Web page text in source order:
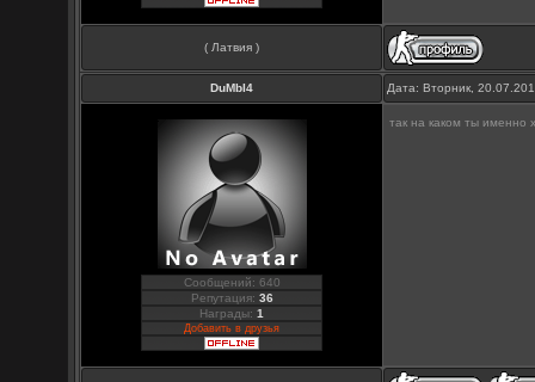
( Латвия )
DuMbI4 Дата: Вторник,
Сообщений: 640
Репутация: 36
Награды:1
Добавить в друзья
так на каком ты именно